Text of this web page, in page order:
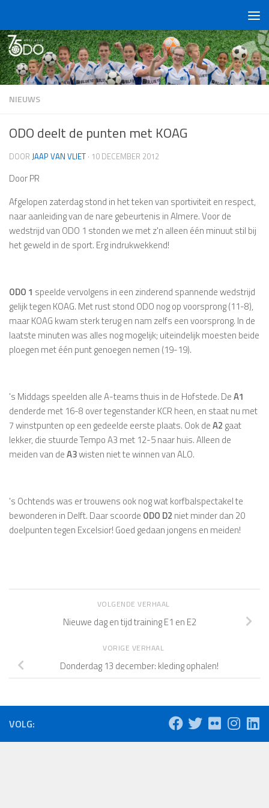
NIEUWS
ODO deelt de punten met KOAG
DOOR JAAP VAN VLIET · 10 DECEMBER 2012
Door PR
Afgelopen zaterdag stond in het teken van sportiviteit en respect,
naar aanleiding van de nare gebeurtenis in Almere. Voor de
wedstrijd van ODO 1 stonden we met z'n alleen één minuut stil bij
het geweld in de sport. Erg indrukwekkend!
ODO 1 speelde vervolgens in een zinderend spannende wedstrijd
gelijk tegen KOAG. Met rust stond ODO nog op voorsprong (11-8),
maar KOAG kwam sterk terug en nam zelfs een voorsprong. In de
laatste minuten was alles nog mogelijk; uiteindelijk moesten beide
ploegen met één punt genoegen nemen (19-19).
's Middags speelden alle A-teams thuis in de Hofstede. DeA1
denderde met 16-8 over tegenstander KCR heen, en staat nu met
7 winstpunten op een gedeelde eerste plaats. Ook deA2 gaat
lekker, die stuurde Tempo A3 met 12-5 naar huis. Alleen de
meiden van deA3wisten niet te winnen van ALO.
's Ochtends was er trouwens ook nog wat korfbalspectakel te
bewonderen in Delft. Daar scoorde ODO D2 niet minder dan 20
doelpunten tegen Excelsior! Goed gedaan jongens en meiden!
VOLGENDE VERHAAL
Nieuwe dag en tijd training E1 en E2
VORIGE VERHAAL
Donderdag 13 december: kleding ophalen!
VOLG: